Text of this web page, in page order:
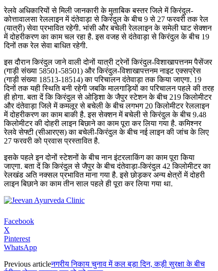
रेलवे अधिकारियों से मिली जानकारी के मुताबिक बस्तर जिले में किरंदुल-
कोत्तावालसा रेललाइन में दंतेवाड़ा से किरंदुल के बीच 9 से 27 फरवरी तक रेल
(यात्री) सेवा प्रभावित रहेगी. भांसी और बचेली रेललाइन के समेली घाट सेक्शन
में दोहरीकरण का काम चल रहा है. इस वजह से दंतेवाड़ा से किरंदुल के बीच 19
दिनों तक रेल सेवा बाधित रहेगी.
इस दौरान किरंदुल जाने वाली दोनों यात्री ट्रेनों किरंदुल-विशाखापत्तनम पैसेंजर
(गाड़ी संख्या 58501-58501) और किरंदुल-विशाखापत्तनम नाइट एक्सप्रेस
(गाड़ी संख्या 18513-18514) का परिचालन दंतेवाड़ा तक किया जाएगा. 19
दिनों तक यही स्थिति बनी रहेगी जबकि मालगाड़ियों का परिचालन पहले की तरह
ही होगा. बता दें कि किरंदुल से ओड़िशा के जैपुर स्टेशन के बीच 219 किलोमीटर
और दंतेवाड़ा जिले में कमलूर से बचेली के बीच लगभग 20 किलोमीटर रेललाइन
में दोहरीकरण का काम बाकी है. इस सेक्शन में बचेली से किरंदुल के बीच 9.48
किलोमीटर की दोहरी लाइन बिछाने का काम पूरा कर लिया गया है. कमिश्नर
रेलवे सेफ्टी (सीआरएस) का बचेली-किरंदुल के बीच नई लाइन की जांच के लिए
27 फरवरी को प्रवास प्रस्तावित है.
इसके पहले इन दोनों स्टेशनों के बीच नान इंटरलाकिंग का काम पूरा किया
जाएगा. बता दें कि किरंदुल से जैपुर के बीच दंतेवाड़ा-किरंदुल 42 किलोमीटर का
रेलखंड अति नक्सल प्रभावित माना गया है. इसे छोड़कर अन्य क्षेत्रों में दोहरी
लाइन बिछाने का काम तीन साल पहले ही पूरा कर लिया गया था.
Facebook
X
Pinterest
WhatsApp
Previous articleनगरीय निकाय चुनाव में कल बड़ा दिन, कड़ी सुरक्षा के बीच